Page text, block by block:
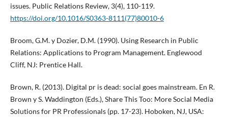
issues. Public Relations Review, 3(4), 110-119.
https://doi.org/10.1016/S0363-8111(77)80010-6
Broom, G.M. y Dozier, D.M. (1990). Using Research in Public
Relations: Applications to Program Management. Englewood
Cliff, NJ: Prentice Hall.
Brown, R. (2013). Digital pr is dead: social goes mainstream. En R.
Brown y S. Waddington (Eds.), Share This Too: More Social Media
Solutions for PR Professionals (pp. 17-23). Hoboken, NJ, USA: